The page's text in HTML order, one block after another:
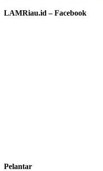
LAMRiau.id – Facebook
Pelantar